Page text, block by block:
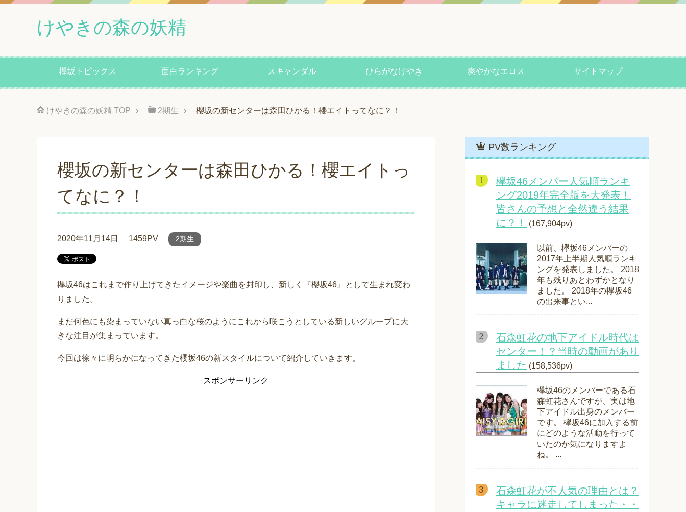
けやきの森の妖精
欅坂トピックス 面白ランキング スキャンダル ひらがなけやき 爽やかなエロス サイトマップ
けやきの森の妖精 TOP 2期生 櫻坂の新センターは森田ひかる！櫻エイトってなに？！
櫻坂の新センターは森田ひかる！櫻エイトっ
てなに？！
2020年11月14日 1459PV 2期生
欅坂46はこれまで作り上げてきたイメージや楽曲を封印し、新しく『櫻坂46』として生まれ変わ
りました。
まだ何色にも染まっていない真っ白な桜のようにこれから咲こうとしている新しいグループに大
きな注目が集まっています。
今回は徐々に明らかになってきた櫻坂46の新スタイルについて紹介していきます。
スポンサーリンク
PV数ランキング
欅坂46メンバー人気順ランキ
ング2019年完全版を大発表！
皆さんの予想と全然違う結果
に？！
(167,904pv)
以前、欅坂46メンバーの
2017年上半期人気順ランキ
ングを発表しました。 2018
年も残りあとわずかとなり
ました。 2018年の欅坂46
の出来事とい...
石森虹花の地下アイドル時代は
センター！？当時の動画があり
ました (158,536pv)
欅坂46のメンバーである石
森虹花さんですが、実は地
下アイドル出身のメンバー
です。 欅坂46に加入する前
にどのような活動を行って
いたのか気になりますよ
ね。 ...
石森虹花が不人気の理由とは？
キャラに迷走してしまった・・